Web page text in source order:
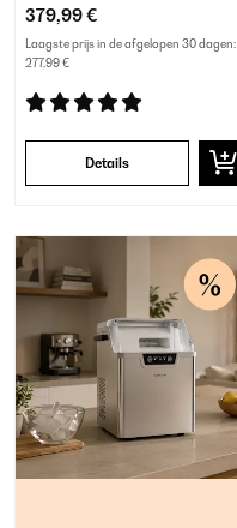
379,99 €
Laagste prijs in de afgelopen 30 dagen:
277,99 €
Details